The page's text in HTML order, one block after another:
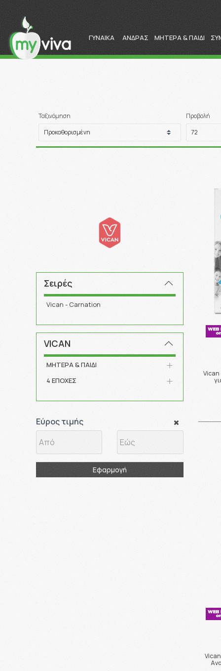
ΓΥΝΑΙΚΑ ΑΝΔΡΑΣ ΜΗΤΕΡΑ & ΠΑΙΔΙ
Ταξινόμηση Προβολή
Σειρές
Vican - Carnation
VICAN
ΜΗΤΕΡΑ & ΠΑΙΔΙ
4 ΕΠΟΧΕΣ
Εύρος τιμής
Εφαρμογή
Vican